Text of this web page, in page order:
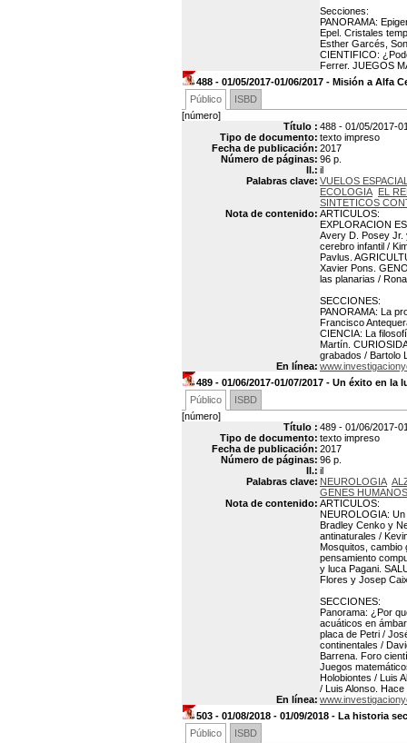
Secciones:
PANORAMA:
Epel. Cristales
Esther Garcés,
CIENTIFICO:
Ferrer. JUEGOS
488 - 01/05/2017-01/06/2017 - Misión a Alfa
Público
ISBD
[número]
Título : 488 - 01/05/2017-
Tipo de documento: texto impreso
Fecha de publicación: 2017
Número de páginas: 96 p.
Il.: il
Palabras clave: VUELOS
ECOLOGIA EL
SINTETICOS
Nota de contenido: ARTICULOS:
EXPLORACION
Avery D. Posey Jr.
cerebro infantil /
Pavlus.
Xavier Pons.
las planarias /
SECCIONES:
PANORAMA: La
Francisco
CIENCIA: La
Martín.
grabados / Bartolo
En línea:
489 - 01/06/2017-01/07/2017 - Un éxito en
Público
ISBD
[número]
Título : 489 - 01/06/2017-
Tipo de documento: texto impreso
Fecha de publicación: 2017
Número de páginas: 96 p.
Il.: il
Palabras clave: NEUROLOGIA
GENES HUMANOS
Nota de contenido: ARTICULOS:
NEUROLOGIA:
Bradley Cenko y
antinaturales /
Mosquitos, cambio
pensamiento
y luca Pagani.
Flores y Josep
SECCIONES:
Panorama: ¿Por
acuáticos en
placa de Petri /
continentales /
Barrena. Foro
Juegos
Holobiontes / Luis
/ Luis Alonso.
En línea:
503 - 01/08/2018 - 01/09/2018 - La historia
Público
ISBD